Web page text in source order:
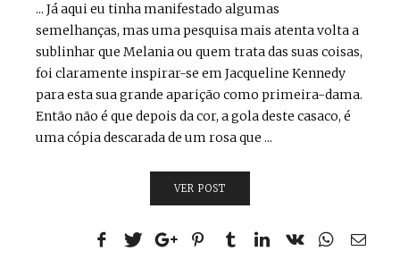
... Já aqui eu tinha manifestado algumas
semelhanças, mas uma pesquisa mais atenta volta a
sublinhar que Melania ou quem trata das suas coisas,
foi claramente inspirar-se em Jacqueline Kennedy
para esta sua grande aparição como primeira-dama.
Então não é que depois da cor, a gola deste casaco, é
uma cópia descarada de um rosa que ...
VER POST